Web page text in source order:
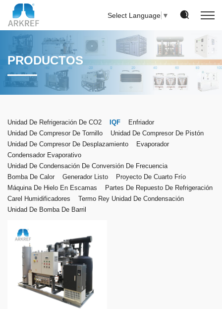
Select Language ▼
PRODUCTOS
Unidad De Refrigeración De CO2 IQF
Enfriador
Unidad De Compresor De Tornillo
Unidad De Compresor De Pistón
Unidad De Compresor De Desplazamiento
Evaporador
Condensador Evaporativo
Unidad De Condensación De Conversión De Frecuencia
Bomba De Calor
Generador Listo
Proyecto De Cuarto Frío
Máquina De Hielo En Escamas
Partes De Repuesto De Refrigeración
Carel Humidificadores
Termo Rey Unidad De Condensación
Unidad De Bomba De Barril